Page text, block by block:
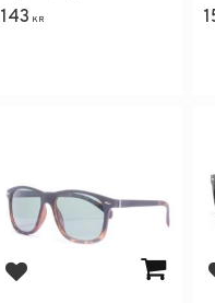
143 KR
Add to favorites